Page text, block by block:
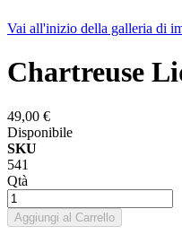
Vai all'inizio della galleria di
Chartreuse
49,00 €
Disponibile
SKU
541
Qtà
Aggiungi al Carrello